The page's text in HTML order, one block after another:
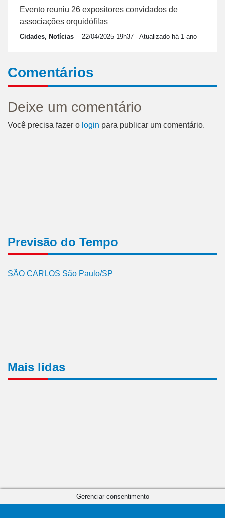
Evento reuniu 26 expositores convidados de
associações orquidófilas
Cidades, Notícias 22/04/2025 19h37 - Atualizado há 1 ano
Comentários
Deixe um comentário
Você precisa fazer o login para publicar um comentário.
Previsão do Tempo
SÃO CARLOS São Paulo/SP
Mais lidas
Gerenciar consentimento